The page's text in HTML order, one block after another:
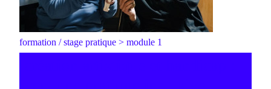
formation / stage pratique > module 1